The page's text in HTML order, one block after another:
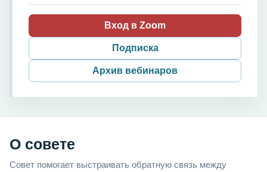
Вход в Zoom
Подписка
Архив вебинаров
О совете
Совет помогает выстраивать обратную связь между